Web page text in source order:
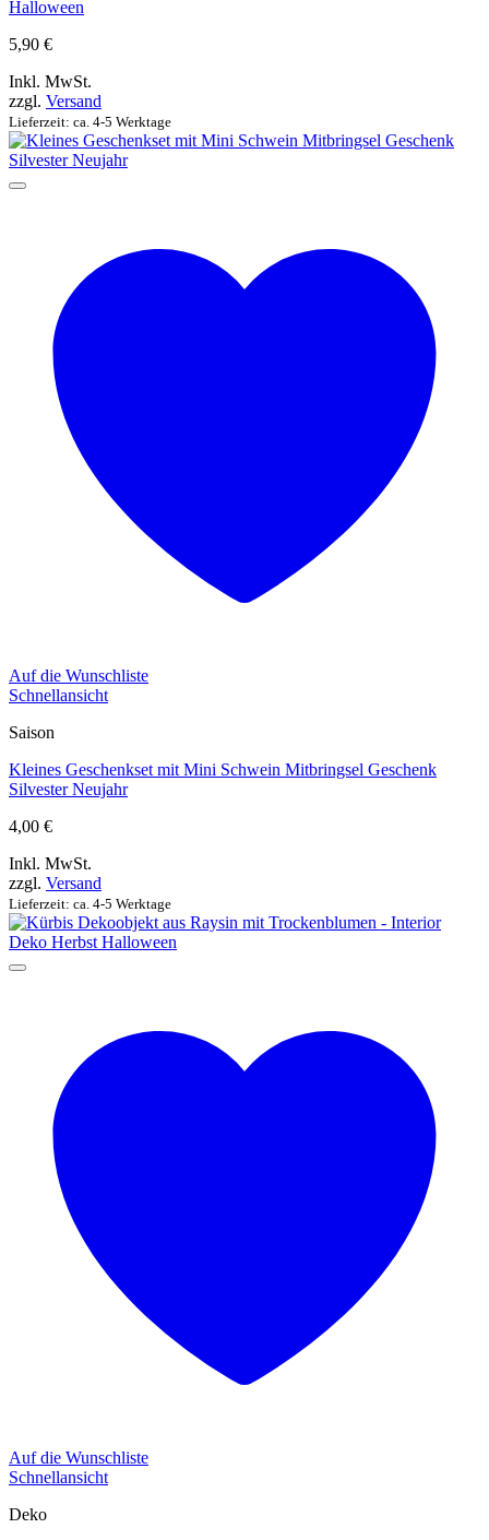
Halloween
5,90 €
Inkl. MwSt.
zzgl. Versand
Lieferzeit: ca. 4-5 Werktage
Auf die Wunschliste
Schnellansicht
Saison
Kleines Geschenkset mit Mini Schwein Mitbringsel Geschenk
Silvester Neujahr
4,00 €
Inkl. MwSt.
zzgl. Versand
Lieferzeit: ca. 4-5 Werktage
Auf die Wunschliste
Schnellansicht
Deko